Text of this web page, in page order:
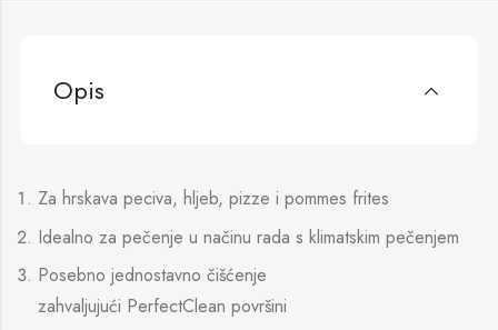
Opis
Za hrskava peciva, hljeb, pizze i pommes frites
Idealno za pečenje u načinu rada s klimatskim pečenjem
Posebno jednostavno čišćenje
zahvaljujući PerfectClean površini